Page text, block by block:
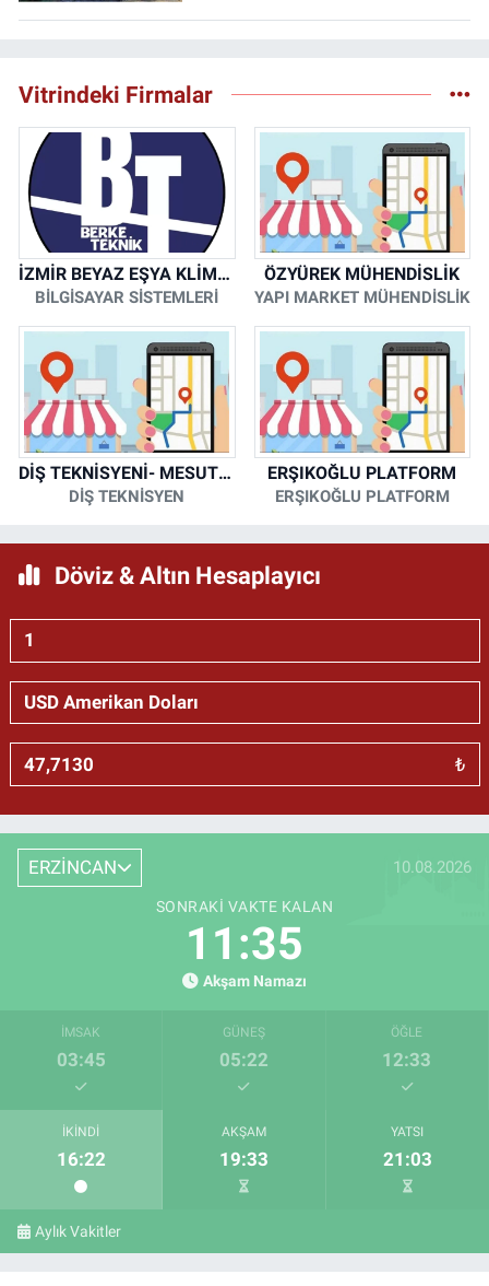
Vitrindeki Firmalar
İZMİR BEYAZ EŞYA KLİMA KOMBİ SERVİSİ
BİLGİSAYAR SİSTEMLERİ
ÖZYÜREK MÜHENDİSLİK
YAPI MARKET MÜHENDİSLİK
DİŞ TEKNİSYENİ- MESUT KORKMAZ
DİŞ TEKNİSYEN
ERŞIKOĞLU PLATFORM
ERŞIKOĞLU PLATFORM
Döviz & Altın Hesaplayıcı
₺
ERZİNCAN 10.08.2026
SONRAKI VAKTE KALAN
11:34
Akşam Namazı
İMSAK
03:45
GÜNEŞ
05:22
ÖĞLE
12:33
İKINDI
16:22
AKŞAM
19:33
YATSI
21:03
Aylık Vakitler